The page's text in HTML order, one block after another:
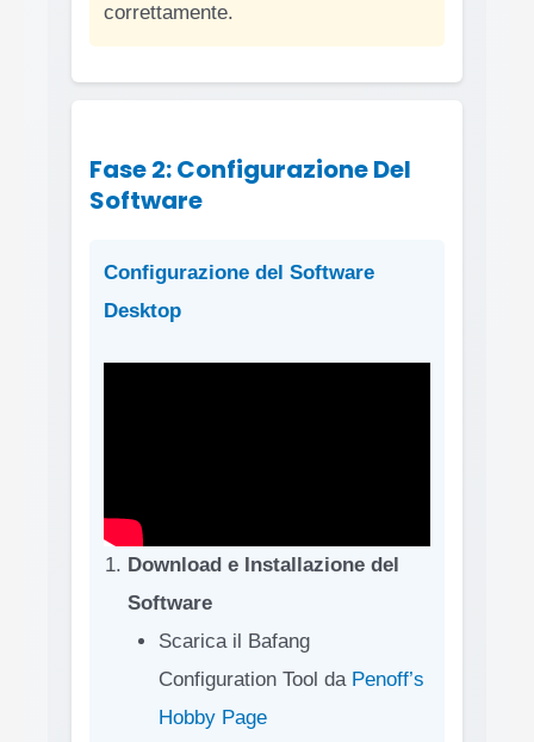
correttamente.
Fase 2: Configurazione Del
Software
Configurazione del Software
Desktop
Download e Installazione del
Software
Scarica il Bafang
Configuration Tool da Penoff’s
Hobby Page